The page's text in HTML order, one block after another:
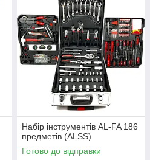
Набір інструментів AL-FA 186
предметів (ALSS)
Готово до відправки